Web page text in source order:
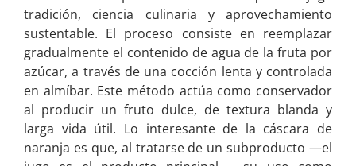
tradición, ciencia culinaria y aprovechamiento
sustentable. El proceso consiste en reemplazar
gradualmente el contenido de agua de la fruta por
azúcar, a través de una cocción lenta y controlada
en almíbar. Este método actúa como conservador
al producir un fruto dulce, de textura blanda y
larga vida útil. Lo interesante de la cáscara de
naranja es que, al tratarse de un subproducto —el